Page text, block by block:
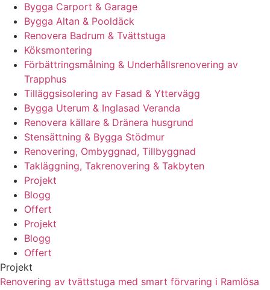
Bygga Carport & Garage
Bygga Altan & Pooldäck
Renovera Badrum & Tvättstuga
Köksmontering
Förbättringsmålning & Underhållsrenovering av
Trapphus
Tilläggsisolering av Fasad & Yttervägg
Bygga Uterum & Inglasad Veranda
Renovera källare & Dränera husgrund
Stensättning & Bygga Stödmur
Renovering, Ombyggnad, Tillbyggnad
Takläggning, Takrenovering & Takbyten
Projekt
Blogg
Offert
Projekt
Blogg
Offert
Projekt
Renovering av tvättstuga med smart förvaring i Ramlösa